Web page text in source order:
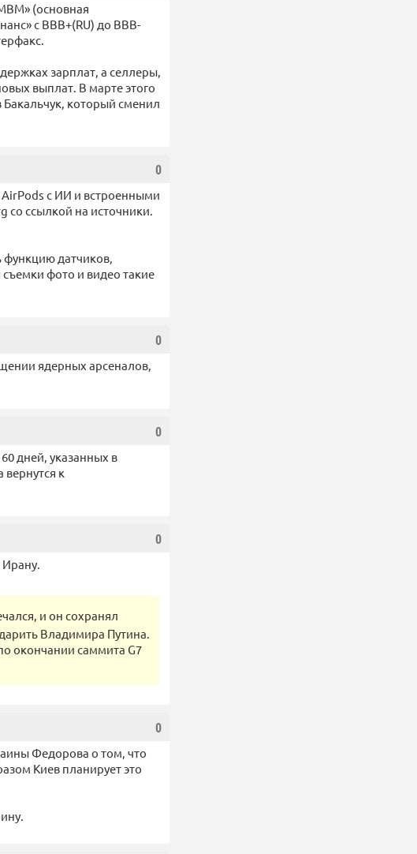
(основная
с BBB+(RU) до BBB-
зарплат, а селлеры,
выплат. В марте этого
который сменил
0
AirPods с ИИ и встроенными
со ссылкой на источники.
функцию датчиков,
фото и видео такие
0
ядерных арсеналов,
0
дней, указанных в
к
0
и он сохранял
Владимира Путина.
окончании саммита G7
0
Федорова о том, что
Киев планирует это